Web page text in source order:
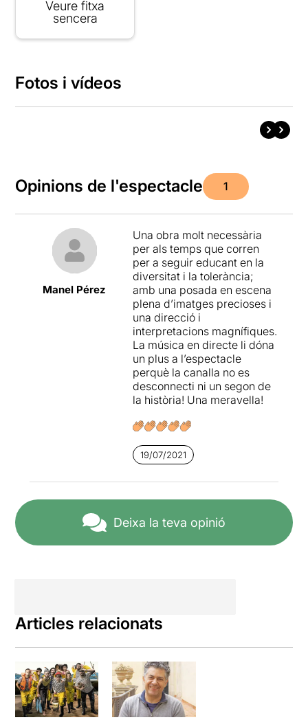
Veure fitxa
sencera
Fotos i vídeos
Opinions de l'espectacle 1
Manel Pérez
Una obra molt necessària
per als temps que corren
per a seguir educant en la
diversitat i la tolerància;
amb una posada en escena
plena d’imatges precioses i
una direcció i
interpretacions magnífiques.
La música en directe li dóna
un plus a l’espectacle
perquè la canalla no es
desconnecti ni un segon de
la història! Una meravella!
19/07/2021
Deixa la teva opinió
Articles relacionats